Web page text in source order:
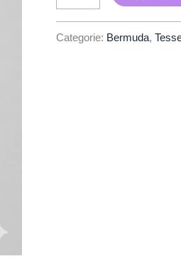
Categorie: Bermuda,